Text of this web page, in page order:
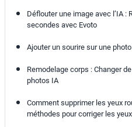
Déflouter une image avec l’IA :
secondes avec Evoto
Ajouter un sourire sur une
Remodelage corps : Changer
photos IA
Comment supprimer les yeux
méthodes pour corriger les